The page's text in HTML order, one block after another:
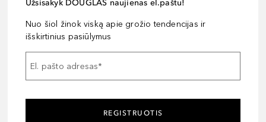
Užsisakyk DOUGLAS naujienas el.paštu!
Nuo šiol žinok viską apie grožio tendencijas ir
išskirtinius pasiūlymus
El. pašto adresas*
REGISTRUOTIS